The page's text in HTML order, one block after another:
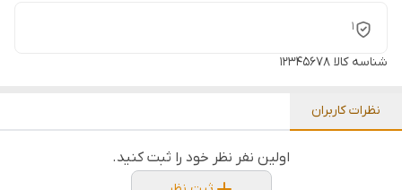
1
شناسه کالا 12345678
نظرات کاربران
اولین نفر نظر خود را ثبت کنید.